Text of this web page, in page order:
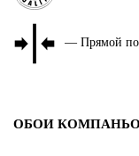
— Прямой
ОБОИ